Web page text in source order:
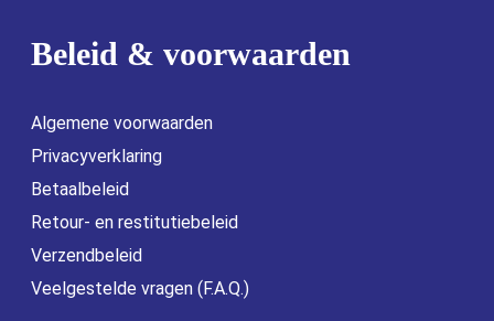
Beleid & voorwaarden
Algemene voorwaarden
Privacyverklaring
Betaalbeleid
Retour- en restitutiebeleid
Verzendbeleid
Veelgestelde vragen (F.A.Q.)